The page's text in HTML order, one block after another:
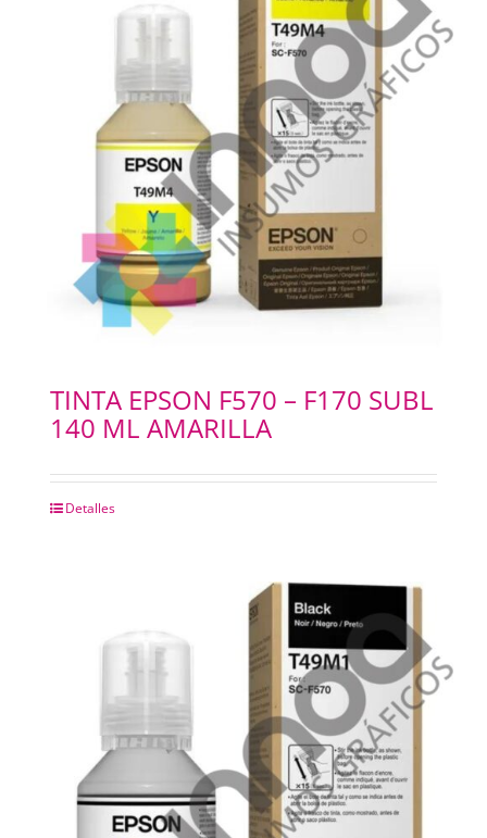
TINTA EPSON F570 – F170 SUBL
140 ML AMARILLA
Detalles